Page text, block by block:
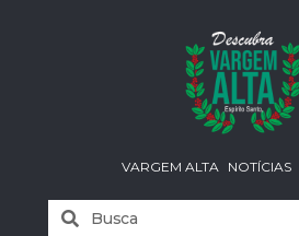
VARGEM ALTA NOTÍCIAS